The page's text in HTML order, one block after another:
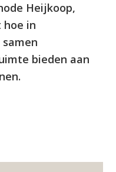
Heijkoop,
in
bieden aan